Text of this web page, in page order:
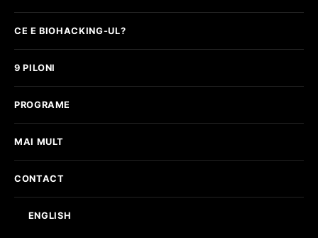
CE E BIOHACKING-UL?
9 PILONI
PROGRAME
MAI MULT
CONTACT
ENGLISH